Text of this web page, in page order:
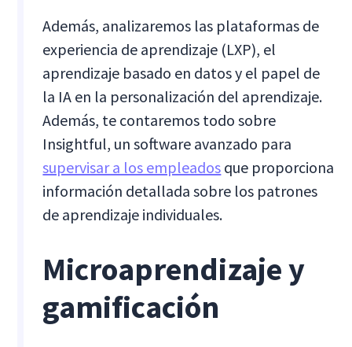
Además, analizaremos las plataformas de
experiencia de aprendizaje (LXP), el
aprendizaje basado en datos y el papel de
la IA en la personalización del aprendizaje.
Además, te contaremos todo sobre
Insightful, un software avanzado para
supervisar a los empleados que proporciona
información detallada sobre los patrones
de aprendizaje individuales.
Microaprendizaje y
gamificación